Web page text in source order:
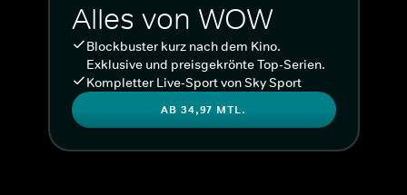
Alles von WOW
Blockbuster kurz nach dem Kino.
Exklusive und preisgekrönte Top-Serien.
Kompletter Live-Sport von Sky Sport
AB 34,97 MTL.